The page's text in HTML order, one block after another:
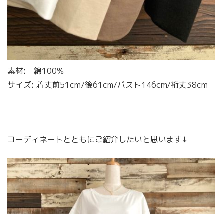
素材: 綿100％
サイズ: 着丈前51cm/後61cm/バスト146cm/裄丈38cm
コーディネートとともにご紹介したいと思います↓